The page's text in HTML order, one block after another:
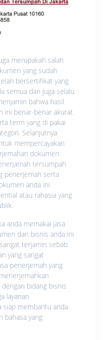
merupakah salah
yang sudah
bersertifikat yang
semua dan juga selalu
bahwa hasil
ini benar-benar akurat
term yang di pakai
Selanjutnya
mempercayakan
dokumen
tersumpah
penerjemah serta
anda ini
atau rahasia yang
anda memakai jasa
dari bisnis anda ini
terjamin sebab
yang sangat
penerjemah yang
bidang bisnis
layanan
siap membantu anda
bahasa yang